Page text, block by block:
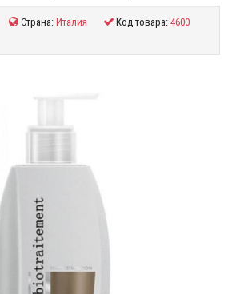
Страна:Италия Код товара:4600